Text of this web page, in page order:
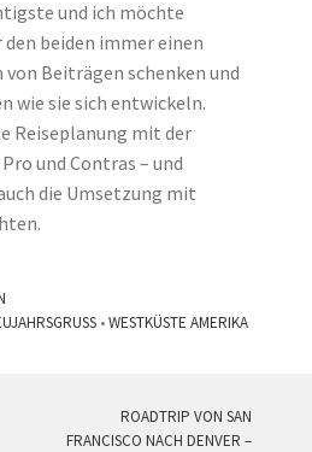
und ich möchte
beiden immer einen
Beiträgen schenken und
wie sie sich entwickeln.
Reiseplanung mit der
und Contras – und
die Umsetzung mit
•WESTKÜSTE AMERIKA
ROADTRIP VON SAN
FRANCISCO NACH DENVER –